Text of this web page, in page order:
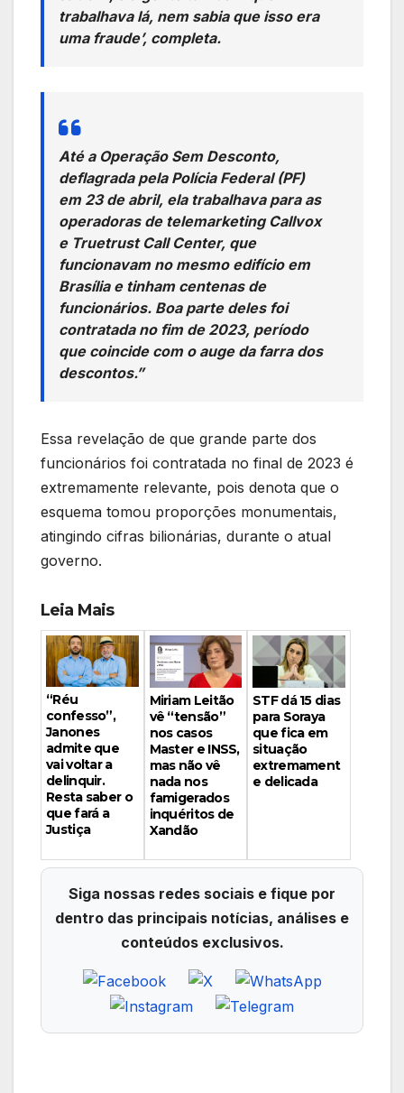
trabalhava lá, nem sabia que isso era
uma fraude’, completa.
Até a Operação Sem Desconto,
deflagrada pela Polícia Federal (PF)
em 23 de abril, ela trabalhava para as
operadoras de telemarketing Callvox
e Truetrust Call Center, que
funcionavam no mesmo edifício em
Brasília e tinham centenas de
funcionários. Boa parte deles foi
contratada no fim de 2023, período
que coincide com o auge da farra dos
descontos.”
Essa revelação de que grande parte dos
funcionários foi contratada no final de 2023 é
extremamente relevante, pois denota que o
esquema tomou proporções monumentais,
atingindo cifras bilionárias, durante o atual
governo.
Leia Mais
“Réu
confesso”,
Janones
admite que
vai voltar a
delinquir.
Resta saber o
que fará a
Justiça
Miriam Leitão
vê “tensão”
nos casos
Master e INSS,
mas não vê
nada nos
famigerados
inquéritos de
Xandão
STF dá 15 dias
para Soraya
que fica em
situação
extremament
e delicada
Siga nossas redes sociais e fique por
dentro das principais notícias, análises e
conteúdos exclusivos.